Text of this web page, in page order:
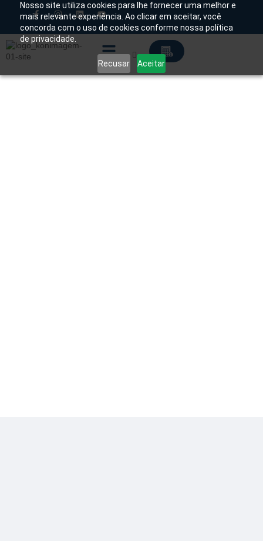
Nosso site utiliza cookies para lhe fornecer uma melhor e
mais relevante experiência. Ao clicar em aceitar, você
concorda com o uso de cookies conforme nossa política
de privacidade.
Recusar Aceitar